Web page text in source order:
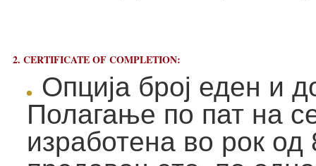
2. CERTIFICATE OF COMPLETION:
Опција број еден и
Полагање по пат на
изработена во рок